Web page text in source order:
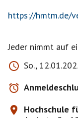
https://hmtm.de/
Jeder nimmt auf
So.,
Hochschule